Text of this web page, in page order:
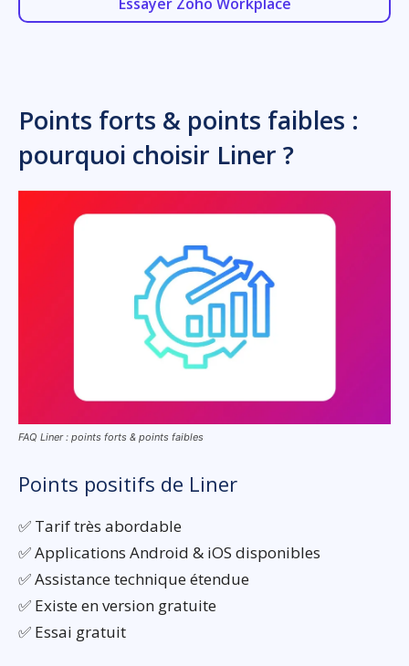
Points forts & points faibles :
pourquoi choisir Liner ?
FAQ Liner : points forts & points faibles
Points positifs de Liner
✅ Tarif très abordable
✅ Applications Android & iOS disponibles
✅ Assistance technique étendue
✅ Existe en version gratuite
✅ Essai gratuit